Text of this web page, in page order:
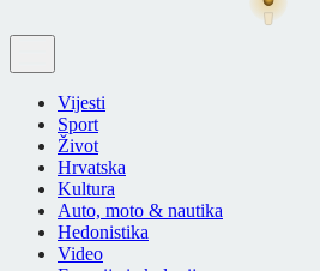
Vijesti
Sport
Život
Hrvatska
Kultura
Auto, moto & nautika
Hedonistika
Video